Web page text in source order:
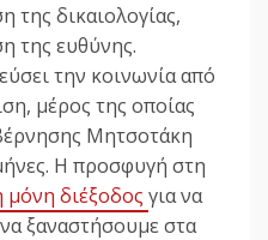
της δικαιολογίας,
της ευθύνης.
την κοινωνία από
μέρος της οποίας
Μητσοτάκη
Η προσφυγή στη
μόνη διέξοδος για να
ξαναστήσουμε στα